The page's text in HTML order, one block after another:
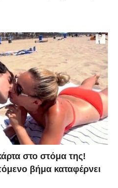
στο στόμα της!
βήμα καταφέρνει